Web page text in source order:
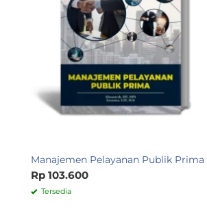
Manajemen Pelayanan Publik Prima
Rp 103.600
Tersedia